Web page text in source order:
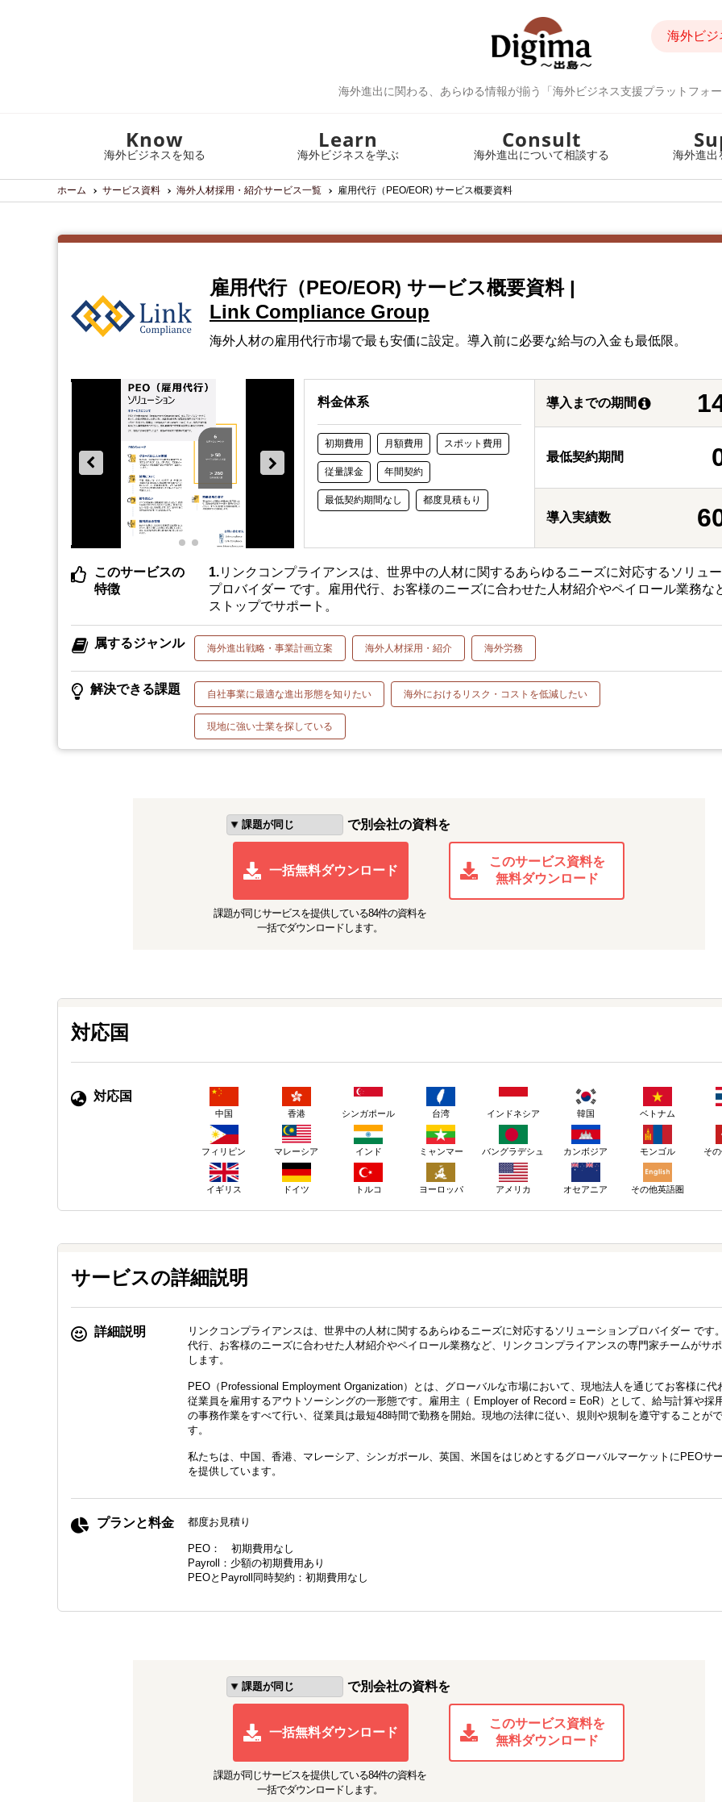
海外進出に関わる、あらゆる情報が揃う「海外ビジネス支援プラットフォ
海外ビジ
Know
海外ビジネスを知る
Learn
海外ビジネスを学ぶ
Consult
海外進出について相談する 海外進出
ホーム サービス資料 海外人材採用・紹介サービス一覧 雇用代行（PEO/EOR) サービス概要資料
雇用代行（PEO/EOR) サービス概要資料 |
Link Compliance Group
海外人材の雇用代行市場で最も安価に設定。導入前に必要な給与の入金も最低限。
料金体系
初期費用 月額費用 スポット費用
従量課金 年間契約
最低契約期間なし 都度見積もり
導入までの期間
最低契約期間
導入実績数
このサービスの
特徴
リンクコンプライアンスは、世界中の人材に関するあらゆるニーズに対応するソリュ
プロバイダー です。雇用代行、お客様のニーズに合わせた人材紹介やペイロール業務な
ストップでサポート。
属するジャンル 海外進出戦略・事業計画立案 海外人材採用・紹介 海外労務
解決できる課題 自社事業に最適な進出形態を知りたい 海外におけるリスク・コストを低減したい
現地に強い士業を探している
で別会社の資料を
一括無料ダウンロード
このサービス資料を
無料ダウンロード
課題が同じサービスを提供している84件の資料を
一括でダウンロードします。
対応国
対応国
中国 香港 シンガポール 台湾 インドネシア 韓国 ベトナム
フィリピン マレーシア インド ミャンマー バングラデシュ カンボジア モンゴル そ
イギリス ドイツ トルコ ヨーロッパ アメリカ オセアニア その他英語圏
サービスの詳細説明
詳細説明
リンクコンプライアンスは、世界中の人材に関するあらゆるニーズに対応するソリューションプロバイダー です
代行、お客様のニーズに合わせた人材紹介やペイロール業務など、リンクコンプライアンスの専門家チームがサ
します。
PEO（Professional Employment Organization）とは、グローバルな市場において、現地法人を通じてお客様に代
従業員を雇用するアウトソーシングの一形態です。雇用主（ Employer of Record = EoR）として、給与計算や採
の事務作業をすべて行い、従業員は最短48時間で勤務を開始。現地の法律に従い、規則や規制を遵守することが
す。
私たちは、中国、香港、マレーシア、シンガポール、英国、米国をはじめとするグローバルマーケットにPEOサ
を提供しています。
プランと料金 都度お見積り
PEO： 初期費用なし
Payroll：少額の初期費用あり
PEOとPayroll同時契約：初期費用なし
で別会社の資料を
一括無料ダウンロード
このサービス資料を
無料ダウンロード
課題が同じサービスを提供している84件の資料を
一括でダウンロードします。